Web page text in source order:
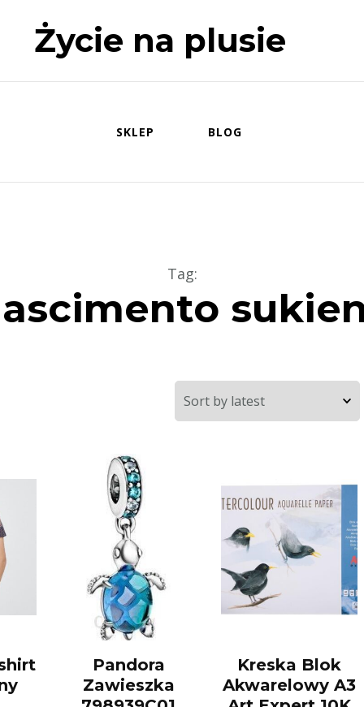
Życie na plusie
SKLEP BLOG
Tag:
Pandora
Zawieszka
Kreska Blok
Akwarelowy A3